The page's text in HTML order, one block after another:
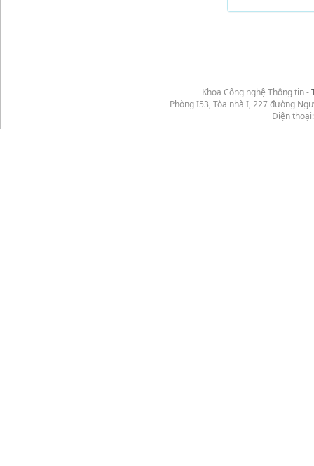
Khoa Công nghệ Thông tin -
Phòng I53, Tòa nhà I, 227 đường
Điện